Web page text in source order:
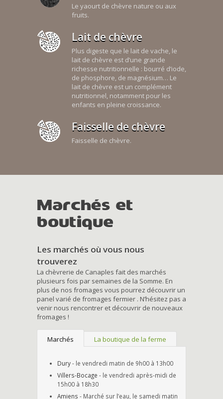
Le yaourt de chèvre nature ou aux
fruits.
Lait de chèvre
Plus digeste que le lait de vache, le
lait de chèvre est d’une grande
richesse nutritionnelle : bourré d’iode,
de phosphore, de magnésium… Le
lait de chèvre est un complément
nutritionnel, notamment pour les
enfants en pleine croissance.
Faisselle de chèvre
Faisselle de chèvre.
Marchés et
boutique
Les marchés où vous nous
trouverez
La chèvrerie de Canaples fait des marchés
plusieurs fois par semaines de la Somme. En
plus de nos fromages vous pourrez découvrir un
panel varié de fromages fermier . N’hésitez pas a
venir nous rencontrer et découvrir de nouveaux
fromages !
Marchés La boutique de la ferme
Dury- le vendredi matin de 9h00 à 13h00
Villers-Bocage - le vendredi après-midi de
15h00 à 18h30
Amiens - Marché sur l’eau, le samedi matin